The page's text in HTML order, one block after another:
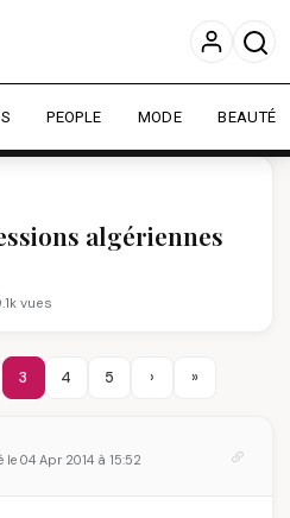
pour améliorer votre
l'audience.
En savoir plus
Personnaliser
PEOPLE MODE BEAUTÉ
algériennes
vues
3 4 5 › »
le 04 Apr 2014 à 15:52